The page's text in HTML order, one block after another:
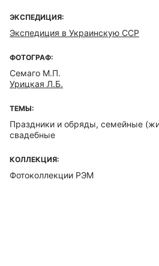
ЭКСПЕДИЦИЯ:
Экспедиция в Украинскую ССР
ФОТОГРАФ:
Семаго М.П.
Урицкая Л.Б.
ТЕМЫ:
Праздники и обряды, семейные
свадебные
КОЛЛЕКЦИЯ:
Фотоколлекции РЭМ